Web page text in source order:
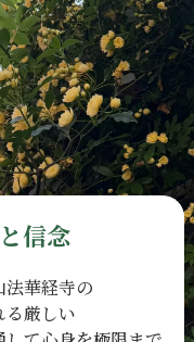
信念
華経寺の
る厳しい